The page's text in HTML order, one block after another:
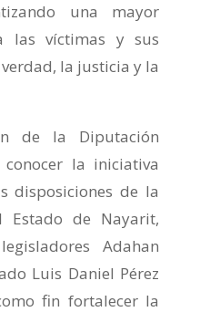
una mayor
las víctimas y sus
la justicia y la
de la Diputación
la iniciativa
disposiciones de la
Estado de Nayarit,
Adahan
Luis Daniel Pérez
fin fortalecer la